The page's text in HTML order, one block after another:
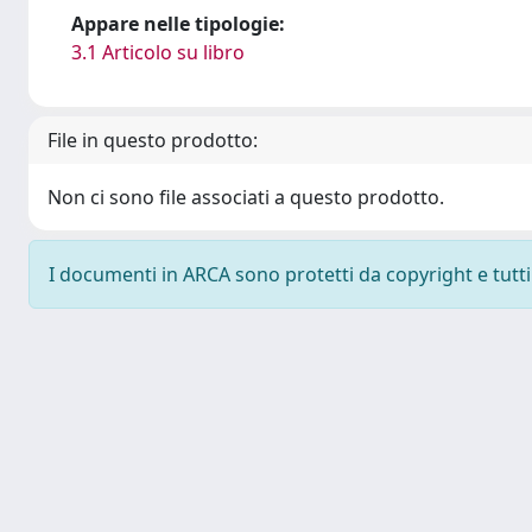
Appare nelle tipologie:
3.1 Articolo su libro
File in questo prodotto:
Non ci sono file associati a questo prodotto.
I documenti in ARCA sono protetti da copyright e